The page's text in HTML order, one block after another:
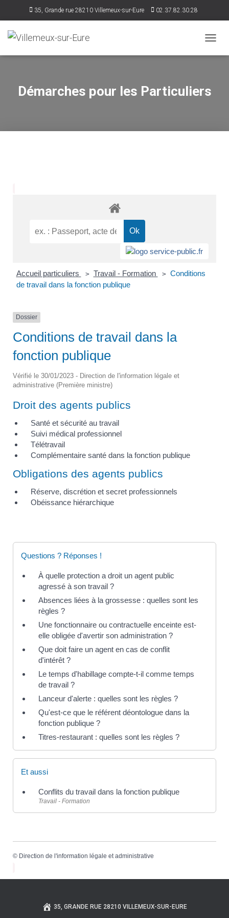
35, Grande rue 28210 Villemeux-sur-Eure 02.37.82.30.28
É
E
N
Démarches pour les Particuliers
Accueil particuliers > Travail - Formation > Conditions
de travail dans la fonction publique
Dossier
Conditions de travail dans la
fonction publique
Vérifié le 30/01/2023 - Direction de l'information légale et
administrative (Première ministre)
Droit des agents publics
Santé et sécurité au travail
Suivi médical professionnel
Télétravail
Complémentaire santé dans la fonction publique
Obligations des agents publics
Réserve, discrétion et secret professionnels
Obéissance hiérarchique
Questions ? Réponses !
À quelle protection a droit un agent public
agressé à son travail ?
Absences liées à la grossesse : quelles sont les
règles ?
Une fonctionnaire ou contractuelle enceinte est-
elle obligée d'avertir son administration ?
Que doit faire un agent en cas de conflit
d'intérêt ?
Le temps d'habillage compte-t-il comme temps
de travail ?
Lanceur d'alerte : quelles sont les règles ?
Qu'est-ce que le référent déontologue dans la
fonction publique ?
Titres-restaurant : quelles sont les règles ?
Et aussi
Conflits du travail dans la fonction publique
Travail - Formation
© Direction de l'information légale et administrative
35, GRANDE RUE 28210 VILLEMEUX-SUR-EURE